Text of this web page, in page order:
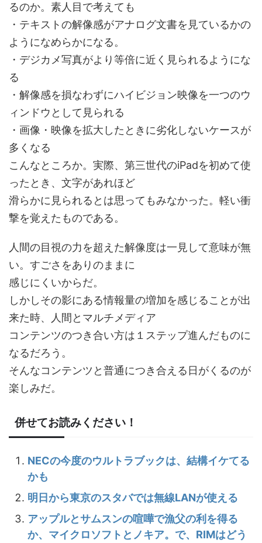
るのか。素人目で考えても
・テキストの解像感がアナログ文書を見ているかの
ようになめらかになる。
・デジカメ写真がより等倍に近く見られるようにな
る
・解像感を損なわずにハイビジョン映像を一つのウ
ィンドウとして見られる
・画像・映像を拡大したときに劣化しないケースが
多くなる
こんなところか。実際、第三世代のiPadを初めて使
ったとき、文字があれほど
滑らかに見られるとは思ってもみなかった。軽い衝
撃を覚えたものである。
人間の目視の力を超えた解像度は一見して意味が無
い。すごさをありのままに
感じにくいからだ。
しかしその影にある情報量の増加を感じることが出
来た時、人間とマルチメディア
コンテンツのつき合い方は１ステップ進んだものに
なるだろう。
そんなコンテンツと普通につき合える日がくるのが
楽しみだ。
併せてお読みください！
NECの今度のウルトラブックは、結構イケてる
かも
明日から東京のスタバでは無線LANが使える
アップルとサムスンの喧嘩で漁父の利を得る
か、マイクロソフトとノキア。で、RIMはどう